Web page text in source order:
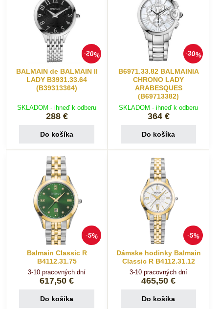
20%
BALMAIN de BALMAIN II
LADY B3931.33.64
(B39313364)
SKLADOM - ihneď k odberu
288 €
Do košíka
30%
B6971.33.82 BALMAINIA
CHRONO LADY
ARABESQUES
(B69713382)
SKLADOM - ihneď k odberu
364 €
Do košíka
5%
Balmain Classic R
B4112.31.75
3-10 pracovných dní
617,50 €
Do košíka
5%
Dámske hodinky Balmain
Classic R B4112.31.12
3-10 pracovných dní
465,50 €
Do košíka